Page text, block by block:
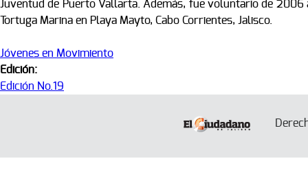
Juventud de Puerto Vallarta. Además, fue voluntario de
Tortuga Marina en Playa Mayto, Cabo Corrientes, Jalisco.
Jóvenes en Movimiento
Edición:
Edición No.19